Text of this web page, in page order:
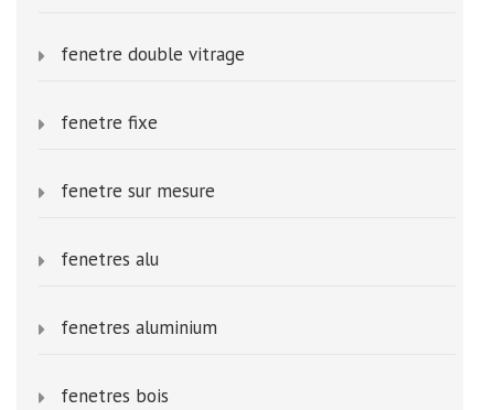
fenetre double vitrage
fenetre fixe
fenetre sur mesure
fenetres alu
fenetres aluminium
fenetres bois